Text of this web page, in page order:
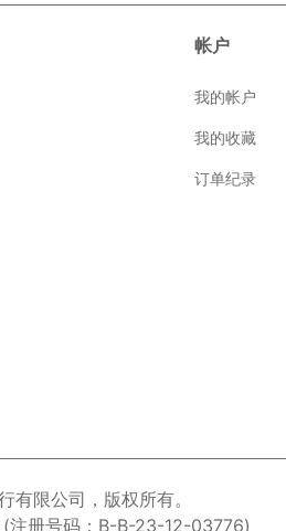
帐户
我的帐户
我的收藏
订单纪录
限公司，版权所有。
注册号码：B-B-23-12-03776)